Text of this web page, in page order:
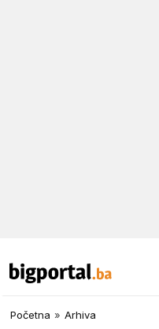
Početna » Arhiva